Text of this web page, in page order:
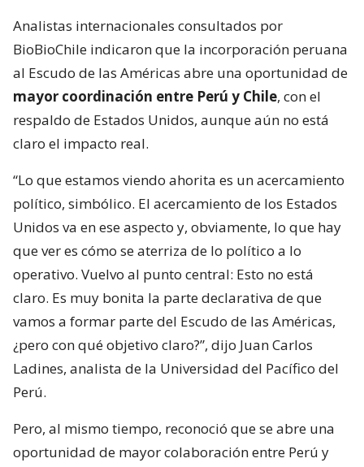
Analistas internacionales consultados por
BioBioChile indicaron que la incorporación peruana
al Escudo de las Américas abre una oportunidad de
mayor coordinación entre Perú y Chile, con el
respaldo de Estados Unidos, aunque aún no está
claro el impacto real.
“Lo que estamos viendo ahorita es un acercamiento
político, simbólico. El acercamiento de los Estados
Unidos va en ese aspecto y, obviamente, lo que hay
que ver es cómo se aterriza de lo político a lo
operativo. Vuelvo al punto central: Esto no está
claro. Es muy bonita la parte declarativa de que
vamos a formar parte del Escudo de las Américas,
¿pero con qué objetivo claro?”, dijo Juan Carlos
Ladines, analista de la Universidad del Pacífico del
Perú.
Pero, al mismo tiempo, reconoció que se abre una
oportunidad de mayor colaboración entre Perú y